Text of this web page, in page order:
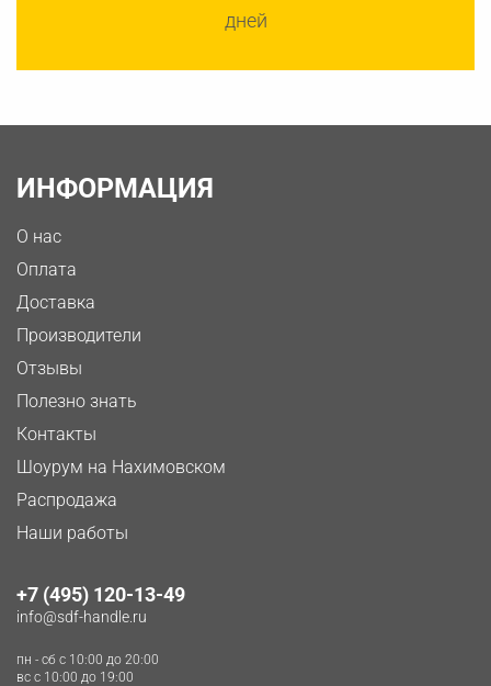
дней
ИНФОРМАЦИЯ
О нас
Оплата
Доставка
Производители
Отзывы
Полезно знать
Контакты
Шоурум на Нахимовском
Распродажа
Наши работы
+7 (495) 120-13-49
info@sdf-handle.ru
пн - сб c 10:00 до 20:00
вс c 10:00 до 19:00